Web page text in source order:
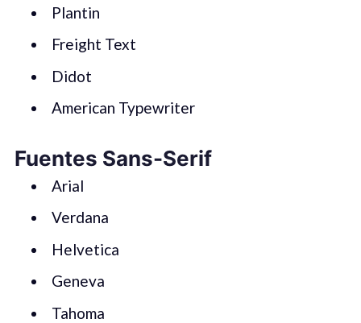
Plantin
Freight Text
Didot
American Typewriter
Fuentes Sans-Serif
Arial
Verdana
Helvetica
Geneva
Tahoma